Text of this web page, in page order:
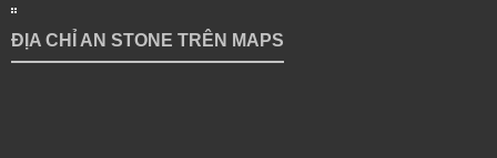
ĐỊA CHỈ AN STONE TRÊN MAPS